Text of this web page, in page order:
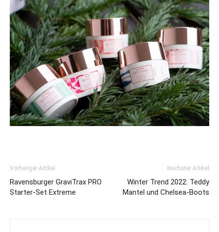
Vorheriger Artikel
Ravensburger GraviTrax PRO
Starter-Set Extreme
Nächster Artikel
Winter Trend 2022: Teddy
Mantel und Chelsea-Boots